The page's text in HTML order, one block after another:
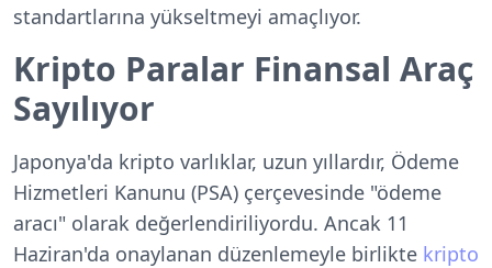
standartlarına yükseltmeyi amaçlıyor.
Kripto Paralar Finansal Araç
Sayılıyor
Japonya'da kripto varlıklar, uzun yıllardır, Ödeme
Hizmetleri Kanunu (PSA) çerçevesinde "ödeme
aracı" olarak değerlendiriliyordu. Ancak 11
Haziran'da onaylanan düzenlemeyle birlikte kripto